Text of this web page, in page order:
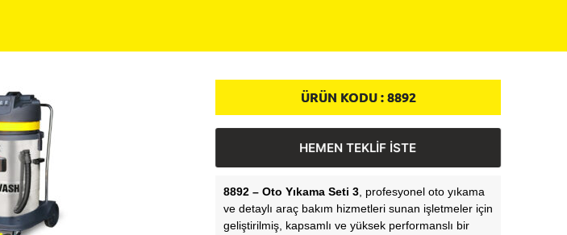
ÜRÜN KODU :8892
HEMEN TEKLİF İSTE
8892 – Oto Yıkama Seti 3 , profesyonel oto yıkama
ve detaylı araç bakım hizmetleri sunan işletmeler için
geliştirilmiş, kapsamlı ve yüksek performanslı bir